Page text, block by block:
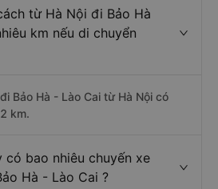
từ Hà Nội đi Bảo Hà
km nếu di chuyển
Bảo Hà - Lào Cai từ Hà Nội có
km.
có bao nhiêu chuyến xe
Hà - Lào Cai ?